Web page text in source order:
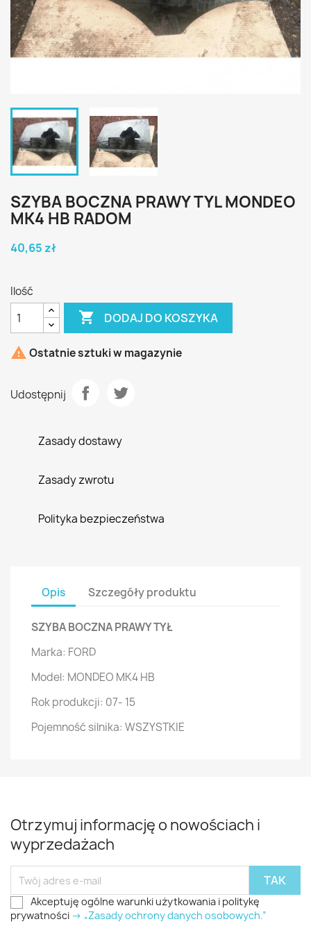
SZYBA BOCZNA PRAWY TYL MONDEO
MK4 HB RADOM
40,65 zł
Ilość
 DODAJ DO KOSZYKA
 Ostatnie sztuki w magazynie
Udostępnij
Zasady dostawy
Zasady zwrotu
Polityka bezpieczeństwa
Opis Szczegóły produktu
SZYBA BOCZNA PRAWY TYŁ
Marka: FORD
Model: MONDEO MK4 HB
Rok produkcji: 07- 15
Pojemność silnika: WSZYSTKIE
Otrzymuj informację o nowościach i
wyprzedażach
Akceptuję ogólne warunki użytkowania i politykę
prywatności -> „Zasady ochrony danych osobowych.”